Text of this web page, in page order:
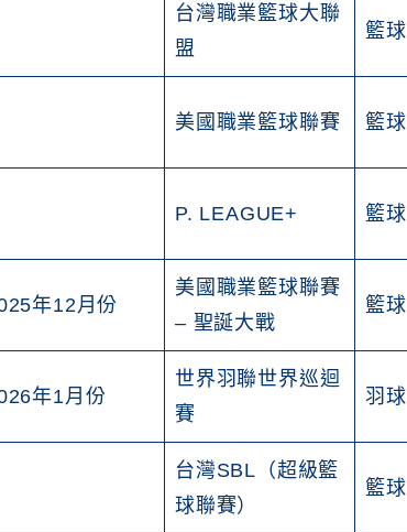
台灣職業籃球大聯
盟
籃球
美國職業籃球聯賽 籃球
P. LEAGUE+ 籃球
年12月份
美國職業籃球聯賽
– 聖誕大戰
籃球
年1月份
世界羽聯世界巡迴
賽
羽球
台灣SBL（超級籃
球聯賽）
籃球